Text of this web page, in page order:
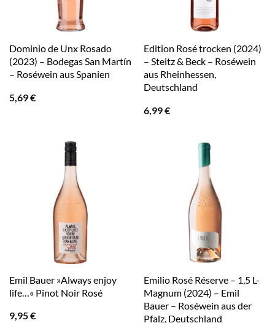
Dominio de Unx Rosado
(2023) – Bodegas San Martín
– Roséwein aus Spanien
5,69€
Edition Rosé trocken (2024)
– Steitz & Beck – Roséwein
aus Rheinhessen,
Deutschland
6,99€
Emil Bauer »Always enjoy
life…« Pinot Noir Rosé
9,95€
Emilio Rosé Réserve – 1,5 L-
Magnum (2024) – Emil
Bauer – Roséwein aus der
Pfalz, Deutschland